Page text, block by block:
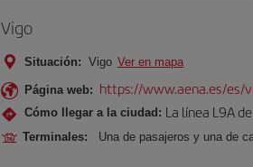
Vigo
Situación: Vigo Ver en mapa
Página web: https://www.aena.es/es/
Cómo llegar a la ciudad: La línea L9A
Terminales: Una de pasajeros y una de